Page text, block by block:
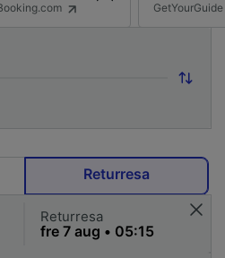
GetYourGuide
Returresa
Returresa